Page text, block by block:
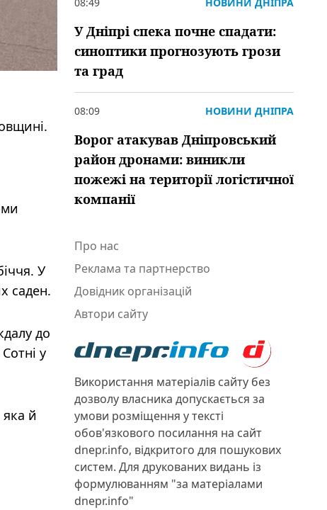
У
саден.
до
у
й
У Дніпрі спека почне спадати:
синоптики прогнозують грози
та град
08:09 НОВИНИ ДНІПРА
Ворог атакував Дніпровський
район дронами: виникли
пожежі на території логістичної
компанії
Про нас
Реклама та партнерство
Довідник організацій
Автори сайту
Використання матеріалів сайту без
дозволу власника допускається за
умови розміщення у тексті
обов'язкового посилання на сайт
dnepr.info, відкритого для пошукових
систем. Для друкованих видань із
формулюванням "за матеріалами
dnepr.info"